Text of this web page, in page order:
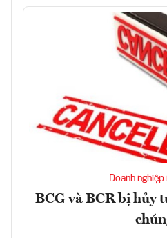
Doanh
BCG và BCR bị hủy